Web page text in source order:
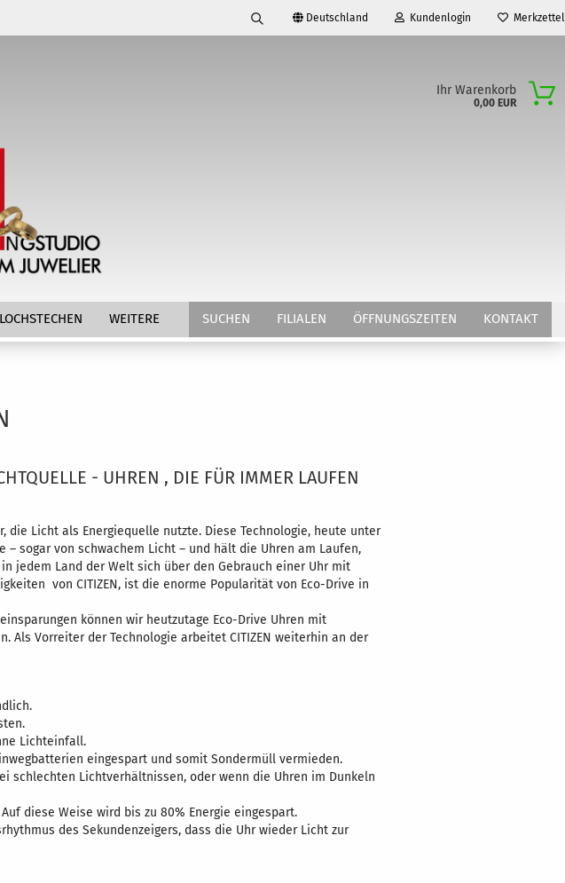
Deutschland Kundenlogin Merkzettel
Ihr Warenkorb
0,00 EUR
SUCHEN FILIALEN ÖFFNUNGSZEITEN KONTAKT
WEITERE
- UHREN , DIE FÜR IMMER LAUFEN
die Licht als Energiequelle nutzte. Diese Technologie, heute unter
sogar von schwachem Licht – und hält die Uhren am Laufen,
jedem Land der Welt sich über den Gebrauch einer Uhr mit
von CITIZEN, ist die enorme Popularität von Eco-Drive in
können wir heutzutage Eco-Drive Uhren mit
Vorreiter der Technologie arbeitet CITIZEN weiterhin an der
Lichteinfall.
eingespart und somit Sondermüll vermieden.
schlechten Lichtverhältnissen, oder wenn die Uhren im Dunkeln
diese Weise wird bis zu 80% Energie eingespart.
des Sekundenzeigers, dass die Uhr wieder Licht zur